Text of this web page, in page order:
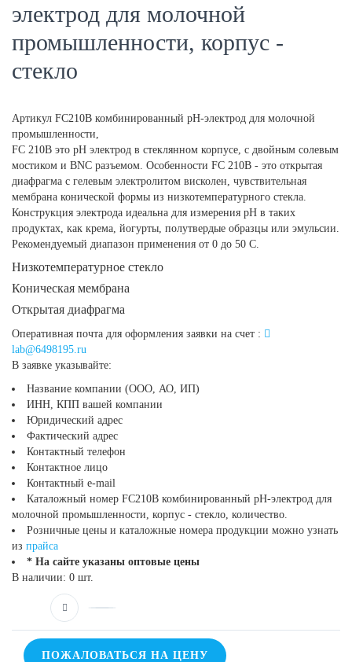
электрод для молочной
промышленности, корпус -
стекло
Артикул FC210B комбинированный рН-электрод для молочной
промышленности,
FC 210B это рН электрод в стеклянном корпусе, с двойным солевым
мостиком и BNC разъемом. Особенности FC 210B - это открытая
диафрагма с гелевым электролитом висколен, чувствительная
мембрана конической формы из низкотемпературного стекла.
Конструкция электрода идеальна для измерения рН в таких
продуктах, как крема, йогурты, полутвердые образцы или эмульсии.
Рекомендуемый диапазон применения от 0 до 50 С.
Низкотемпературное стекло
Коническая мембрана
Открытая диафрагма
Оперативная почта для оформления заявки на счет :
lab@6498195.ru
В заявке указывайте:
Название компании (ООО, АО, ИП)
ИНН, КПП вашей компании
Юридический адрес
Фактический адрес
Контактный телефон
Контактное лицо
Контактный e-mail
Каталожный номер FC210B комбинированный рН-электрод для
молочной промышленности, корпус - стекло, количество.
Розничные цены и каталожные номера продукции можно узнать
из прайса
* На сайте указаны оптовые цены
В наличии: 0 шт.
ПОЖАЛОВАТЬСЯ НА ЦЕНУ